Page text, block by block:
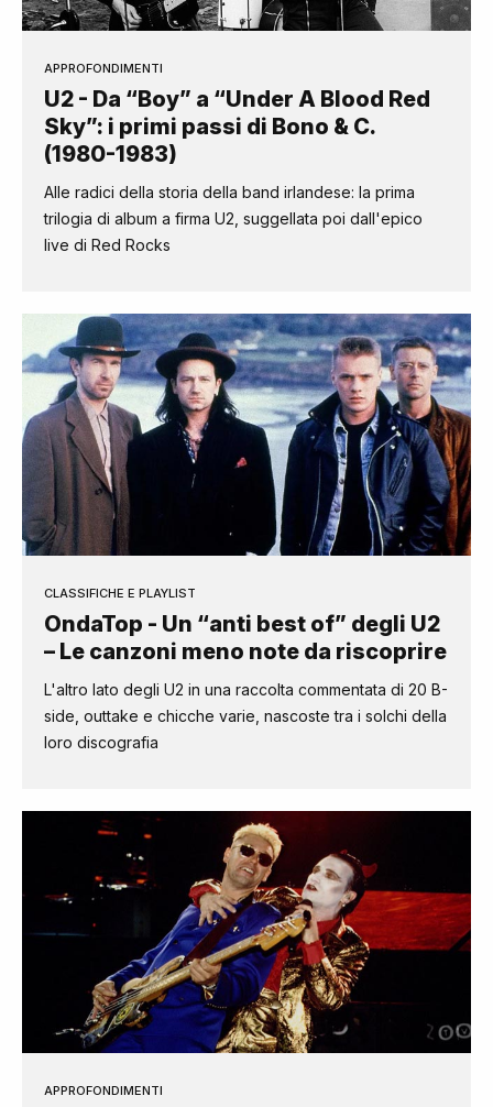
APPROFONDIMENTI
U2 - Da “Boy” a “Under A Blood Red
Sky”: i primi passi di Bono & C.
(1980-1983)
Alle radici della storia della band irlandese: la prima
trilogia di album a firma U2, suggellata poi dall'epico
live di Red Rocks
CLASSIFICHE E PLAYLIST
OndaTop - Un “anti best of” degli U2
– Le canzoni meno note da riscoprire
L'altro lato degli U2 in una raccolta commentata di 20 B-
side, outtake e chicche varie, nascoste tra i solchi della
loro discografia
APPROFONDIMENTI